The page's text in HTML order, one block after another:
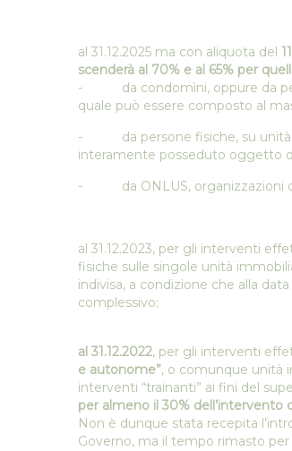
al 31.12.2025 ma con aliquota del
scenderà al 70% e al 65% per
- da condomìni, oppure da
quale può essere composto al
- da persone fisiche, su unità
interamente posseduto oggetto
- da ONLUS, organizzazioni di
al 31.12.2023, per gli interventi
fisiche sulle singole unità
indivisa, a condizione che alla
complessivo;
al 31.12.2022, per gli interventi
e autonome”, o comunque unità
interventi “trainanti” ai fini del
per almeno il 30% dell’intervento
Non è dunque stata recepita
Governo, ma il tempo rimasto